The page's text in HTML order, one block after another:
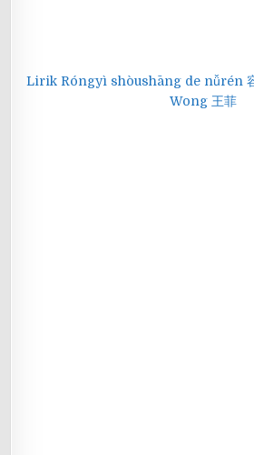
Lirik Róngyì shòushāng de nǚrén
Wong 王菲